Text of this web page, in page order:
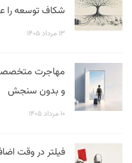
شکاف توسعه را
۱۳ مرداد ۱۴۰۵
مهاجرت
و بدون سنجش
۱۰ مرداد ۱۴۰۵